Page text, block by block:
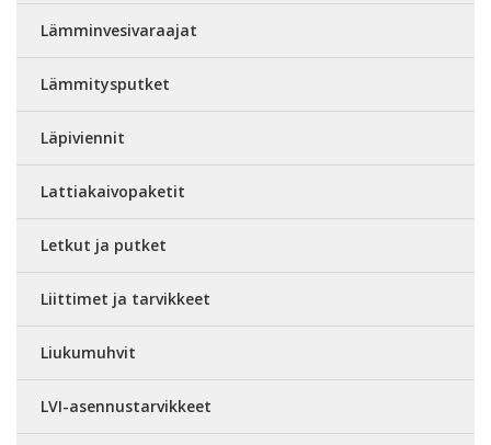
Lämminvesivaraajat
Lämmitysputket
Läpiviennit
Lattiakaivopaketit
Letkut ja putket
Liittimet ja tarvikkeet
Liukumuhvit
LVI-asennustarvikkeet